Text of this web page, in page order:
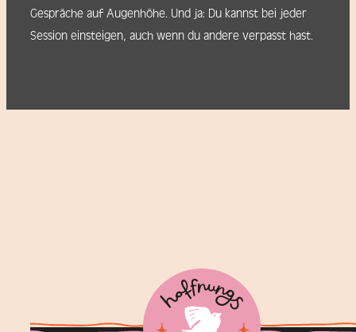
Gespräche auf Augenhöhe. Und ja: Du kannst bei jeder
Session einsteigen, auch wenn du andere verpasst hast.